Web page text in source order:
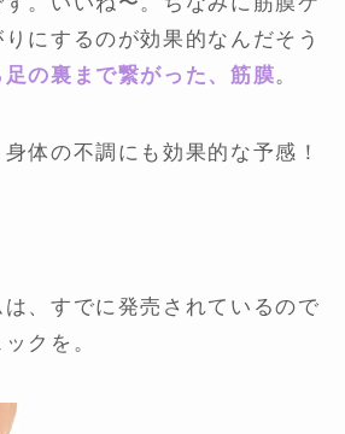
にするのが効果的なんだそう
の裏まで繋がった、筋膜。
体の不調にも効果的な予感！
、すでに発売されているので
クを。